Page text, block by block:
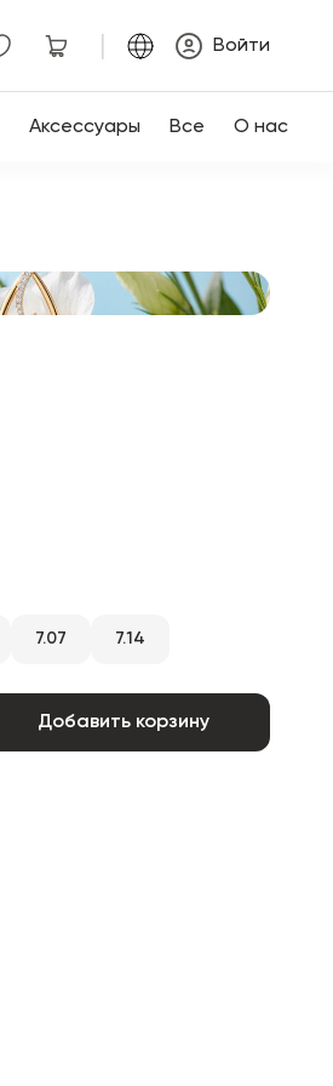
Войти
Аксессуары Все О нас
7.07 7.14
Добавить корзину